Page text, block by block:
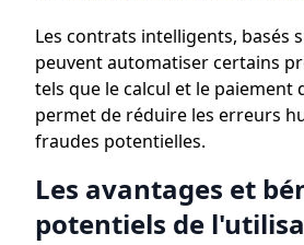
Les contrats intelligents, basés
peuvent automatiser certains
tels que le calcul et le paiement
permet de réduire les erreurs
fraudes potentielles.
Les avantages et
potentiels de